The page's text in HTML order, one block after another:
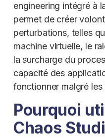
engineering intégré à
permet de créer
perturbations, telles
machine virtuelle, le
la surcharge du
capacité des
fonctionner malgré les
Pourquoi
Chaos